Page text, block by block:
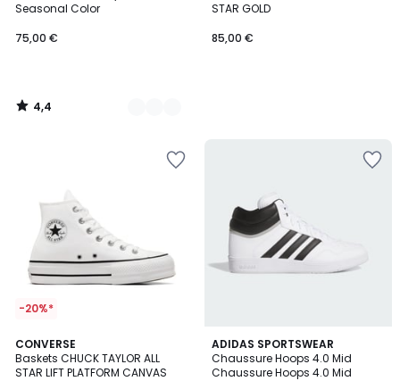
Seasonal Color
€.
75,00 €
4,4
/
STAR GOLD
85,00 €
-20%*
CONVERSE
Baskets CHUCK TAYLOR ALL
STAR LIFT PLATFORM CANVAS
4,7
/ 5
3
Couleurs
ADIDAS SPORTSWEAR
Chaussure Hoops 4.0 Mid
Chaussure Hoops 4.0 Mid
4,6
/ 5